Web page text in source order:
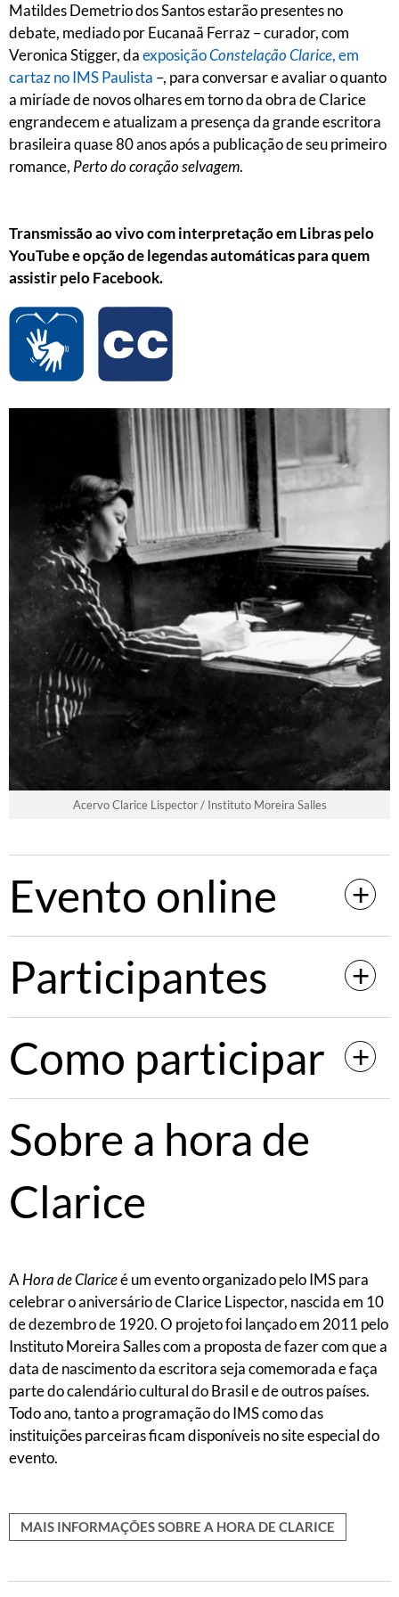
Matildes Demetrio dos Santos estarão presentes no
debate, mediado por Eucanaã Ferraz – curador, com
Veronica Stigger, daexposiçãoConstelação Clarice, em
cartaz no IMS Paulista –, para conversar e avaliar o quanto
a miríade de novos olhares em torno da obra de Clarice
engrandecem e atualizam a presença da grande escritora
brasileira quase 80 anos após a publicação de seu primeiro
romance, Perto do coração selvagem.
Transmissão ao vivo com interpretação em Libras pelo
YouTube e opção de legendas automáticas para quem
assistir pelo Facebook.
Acervo Clarice Lispector / Instituto Moreira Salles
Evento online
Participantes
Como participar
Sobre a hora de
Clarice
A Hora de Clariceé um evento organizado pelo IMS para
celebrar o aniversário de Clarice Lispector, nascida em 10
de dezembro de 1920. O projeto foi lançado em 2011 pelo
Instituto Moreira Salles com a proposta de fazer com que a
data de nascimento da escritora seja comemorada e faça
parte do calendário cultural do Brasil e de outros países.
Todo ano, tanto a programação do IMS como das
instituições parceiras ficam disponíveis no site especial do
evento.
MAIS INFORMAÇÕES SOBRE A HORA DE CLARICE